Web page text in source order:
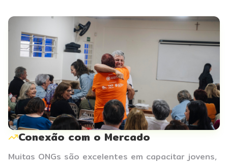
Conexão com o Mercado
Muitas ONGs são excelentes em capacitar jovens,